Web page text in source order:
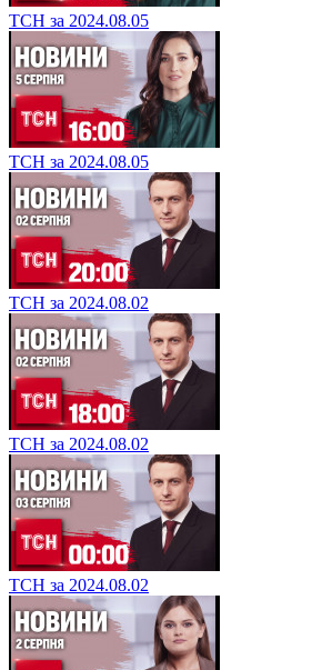
ТСН за 2024.08.05
ТСН за 2024.08.05
ТСН за 2024.08.02
ТСН за 2024.08.02
ТСН за 2024.08.02